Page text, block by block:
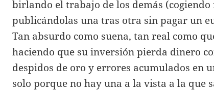
birlando el trabajo de los demás
publicándolas una tras otra sin pagar un
Tan absurdo como suena, tan real como
haciendo que su inversión pierda dinero
despidos de oro y errores acumulados en
solo porque no hay una a la vista a la que